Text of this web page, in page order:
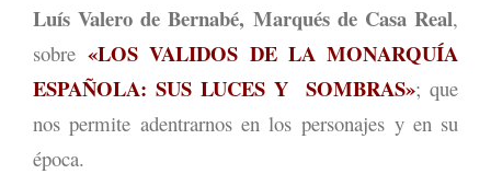
Luís Valero de Bernabé, Marqués de Casa Real,
sobre«LOS VALIDOS DE LA MONARQUÍA
ESPAÑOLA: SUS LUCES Y SOMBRAS»; que
nos permite adentrarnos en los personajes y en su
época.